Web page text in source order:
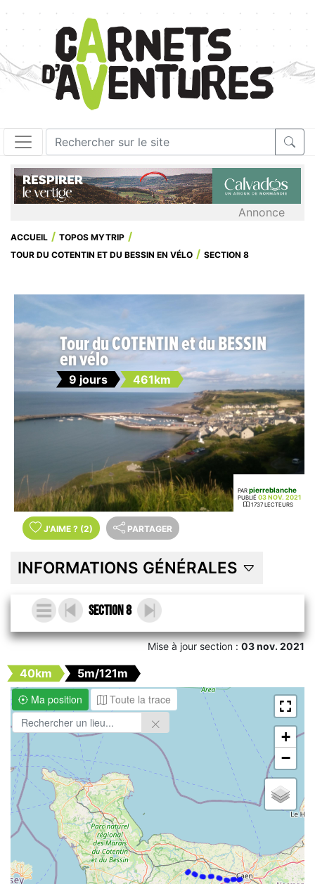
Annonce
ACCUEIL
TOPOS MYTRIP
TOUR DU COTENTIN ET DU BESSIN EN VÉLO
SECTION 8
Tour du COTENTIN et du BESSIN
en vélo
9 jours 461km
PAR pierreblanche
PUBLIÉ 03 NOV. 2021
1737 LECTEURS
J'AIME ? (2) PARTAGER
INFORMATIONS GÉNÉRALES
Section 8
Mise à jour section :03 nov. 2021
40km
5m/121m
Ma position
Toute la trace
+
−